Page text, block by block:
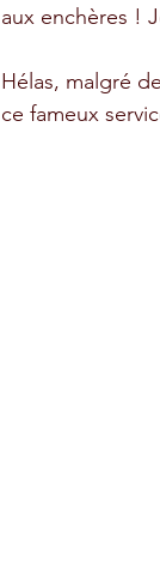
aux enchères !
Hélas, malgré
ce fameux